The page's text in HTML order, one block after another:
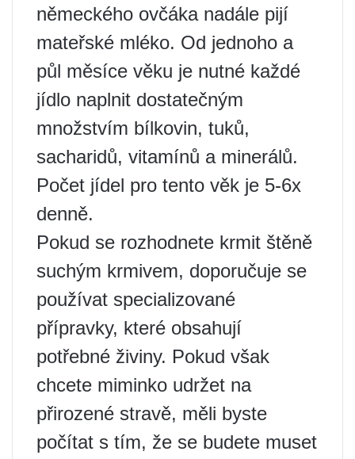
německého ovčáka nadále pijí
mateřské mléko. Od jednoho a
půl měsíce věku je nutné každé
jídlo naplnit dostatečným
množstvím bílkovin, tuků,
sacharidů, vitamínů a minerálů.
Počet jídel pro tento věk je 5-6x
denně.
Pokud se rozhodnete krmit štěně
suchým krmivem, doporučuje se
používat specializované
přípravky, které obsahují
potřebné živiny. Pokud však
chcete miminko udržet na
přirozené stravě, měli byste
počítat s tím, že se budete muset